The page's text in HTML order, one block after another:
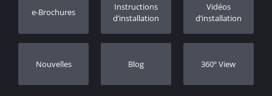
Concessionnaires
e-Brochures
Instructions
d’installation
Vidéos
d’installation
Nouvelles Blog 360º View